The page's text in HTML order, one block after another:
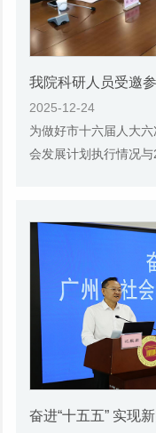
我院科研人员受邀
2025-12-24
为做好市十六届人大
会发展计划执行情况